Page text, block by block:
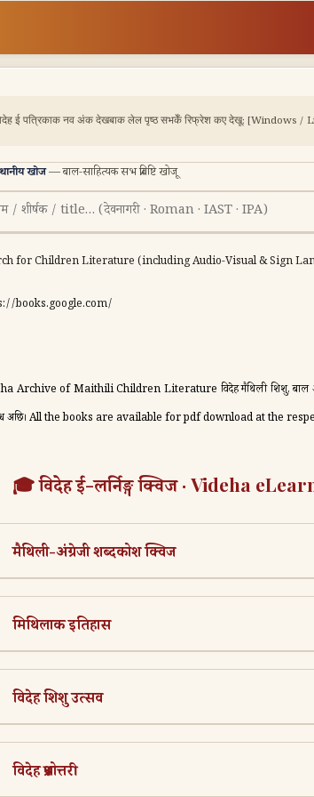
ई पत्रिकाक नव अंक देखबाक लेल पृष्ठ सभकेँ रिफ्रेश कए देखू: [Windows /
खोज— बाल-साहित्यक सभ प्रविष्टि खोजू
for Children Literature (including Audio-Visual & Sign
books.google.com/
Archive of Maithili Children Literature विदेह मैथिली शिशु, बाल आ
अछि। All the books are available for pdf download at the
🎓 विदेह ई-लर्निङ्ग क्विज · Videha
मैथिली-अंग्रेजी शब्दकोश क्विज
मिथिलाक इतिहास
विदेह शिशु उत्सव
विदेह प्रश्नोत्तरी